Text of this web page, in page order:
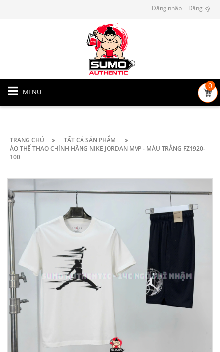
Đăng nhập Đăng ký
MENU
0
TRANG CHỦ
TẤT CẢ SẢN PHẨM
ÁO THỂ THAO CHÍNH HÃNG NIKE JORDAN MVP - MÀU TRẮNG FZ1920-
100